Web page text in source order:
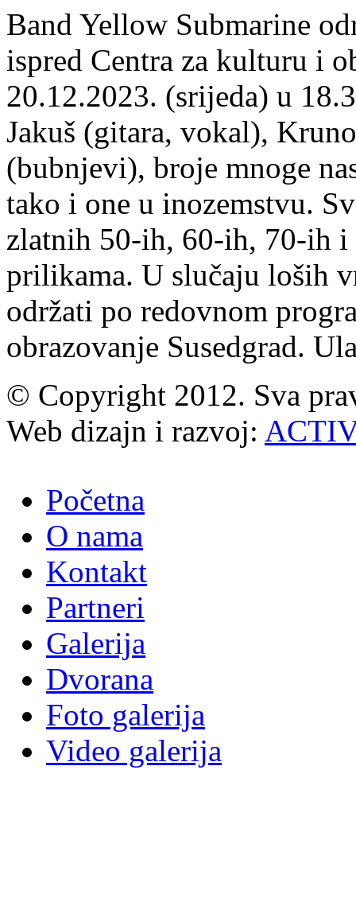
Band Yellow Submarine
ispred Centra za kulturu i
20.12.2023. (srijeda) u
Jakuš (gitara, vokal),
(bubnjevi), broje mnoge
tako i one u inozemstvu.
zlatnih 50-ih, 60-ih, 70-ih i
prilikama. U slučaju loših
održati po redovnom
obrazovanje Susedgrad.
© Copyright 2012. Sva
Web dizajn i razvoj:
Početna
O nama
Kontakt
Partneri
Galerija
Dvorana
Foto galerija
Video galerija